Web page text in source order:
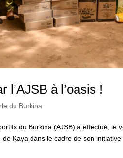
l’AJSB à l’oasis !
du Burkina
du Burkina (AJSB) a effectué, le
Kaya dans le cadre de son